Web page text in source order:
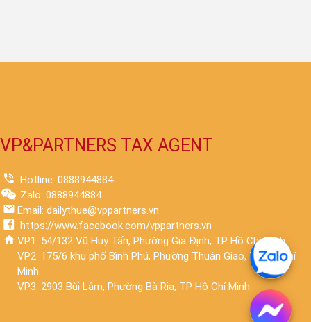
VP&PARTNERS TAX AGENT
Hotline: 0888944884
Zalo: 0888944884
Email: dailythue@vppartners.vn
https://www.facebook.com/vppartners.vn
VP1: 54/132 Vũ Huy Tấn, Phường Gia Định, TP Hồ Chí Minh.
VP2: 175/6 khu phố Bình Phú, Phường Thuận Giao, TP Hồ Chí
Minh.
VP3: 2903 Bùi Lâm, Phường Bà Rịa, TP Hồ Chí Minh.